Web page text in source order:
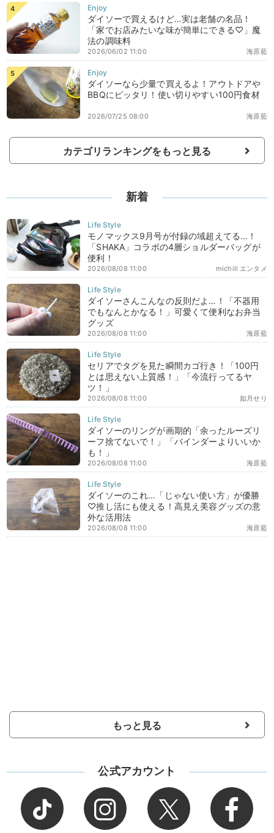
ダイソーで買えるけど…実は老舗の名品！
「家でお店みたいな味が簡単にできる♡」魔
法の調味料
海原藍
2026/06/02 11:00
ダイソーなら少量で買えるよ！アウトドアや
BBQにピッタリ！使い切りやすい100円食材
海原藍
2026/07/25 08:00
カテゴリランキングをもっと見る
新着
モノマックス9月号が付録の域超えてる…！
「SHAKA」コラボの4層ショルダーバッグが
便利！
michill エンタメ
2026/08/08 11:00
ダイソーさんこんなの反則だよ…！「不器用
でもなんとかなる！」可愛くて便利なお弁当
グッズ
海原藍
2026/08/08 11:00
セリアでタグを見た瞬間カゴ行き！「100円
とは思えない上質感！」「今流行ってるヤ
ツ！」
如月せり
2026/08/08 11:00
ダイソーのリングが画期的「余ったルーズリ
ーフ捨てないで！」「バインダーよりいいか
も！」
海原藍
2026/08/08 11:00
ダイソーのこれ…「じゃない使い方」が優勝
♡推し活にも使える！高見え美容グッズの意
外な活用法
海原藍
2026/08/08 11:00
もっと見る
公式アカウント